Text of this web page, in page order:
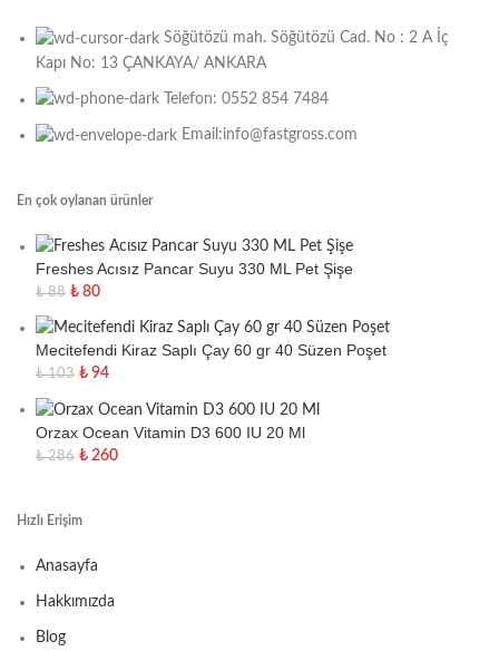
Söğütözü mah. Söğütözü Cad. No : 2 A İç
Kapı No: 13 ÇANKAYA/ ANKARA
Telefon: 0552 854 7484
Email:info@fastgross.com
En çok oylanan ürünler
Freshes Acısız Pancar Suyu 330 ML Pet Şişe
₺88 ₺ 80
Mecitefendi Kiraz Saplı Çay 60 gr 40 Süzen Poşet
₺103 ₺ 94
Orzax Ocean Vitamin D3 600 IU 20 Ml
₺286 ₺ 260
Hızlı Erişim
Anasayfa
Hakkımızda
Blog